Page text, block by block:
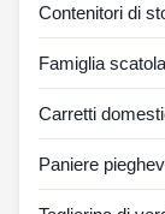
Contenitori di
Famiglia
Carretti
Paniere